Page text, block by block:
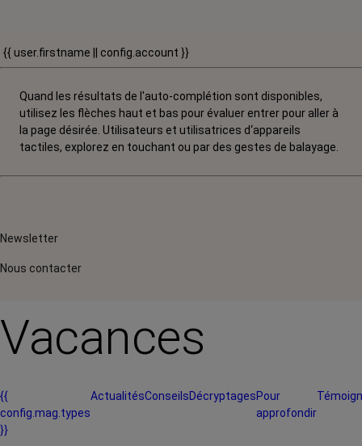
{{ user.firstname || config.account }}
Quand les résultats de l'auto-complétion sont disponibles,
utilisez les flèches haut et bas pour évaluer entrer pour aller à
la page désirée. Utilisateurs et utilisatrices d‘appareils
tactiles, explorez en touchant ou par des gestes de balayage.
Newsletter
Nous contacter
Vacances
{{
config.mag.types
}}
ActualitésConseilsDécryptagesPour
approfondir